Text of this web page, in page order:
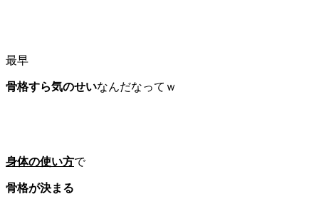
最早
骨格すら気のせいなんだなってｗ
身体の使い方で
骨格が決まる